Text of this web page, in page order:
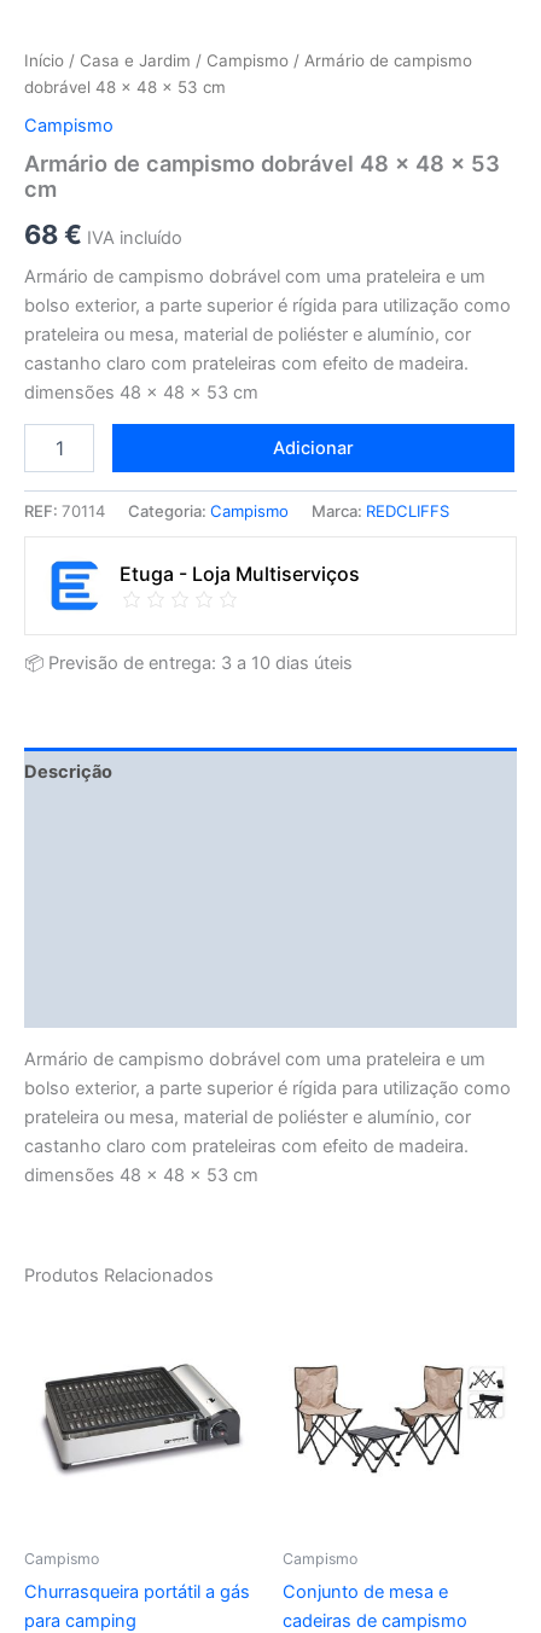
Início / Casa e Jardim / Campismo / Armário de campismo
dobrável 48 x 48 x 53 cm
Campismo
Armário de campismo dobrável 48 x 48 x 53
cm
68€ IVA incluído
Armário de campismo dobrável com uma prateleira e um
bolso exterior, a parte superior é rígida para utilização como
prateleira ou mesa, material de poliéster e alumínio, cor
castanho claro com prateleiras com efeito de madeira.
dimensões 48 x 48 x 53 cm
Adicionar
REF: 70114 Categoria: Campismo Marca: REDCLIFFS
Etuga - Loja Multiserviços
📦 Previsão de entrega: 3 a 10 dias úteis
Descrição
Armário de campismo dobrável com uma prateleira e um
bolso exterior, a parte superior é rígida para utilização como
prateleira ou mesa, material de poliéster e alumínio, cor
castanho claro com prateleiras com efeito de madeira.
dimensões 48 x 48 x 53 cm
Produtos Relacionados
Campismo
Churrasqueira portátil a gás
para camping
Campismo
Conjunto de mesa e
cadeiras de campismo